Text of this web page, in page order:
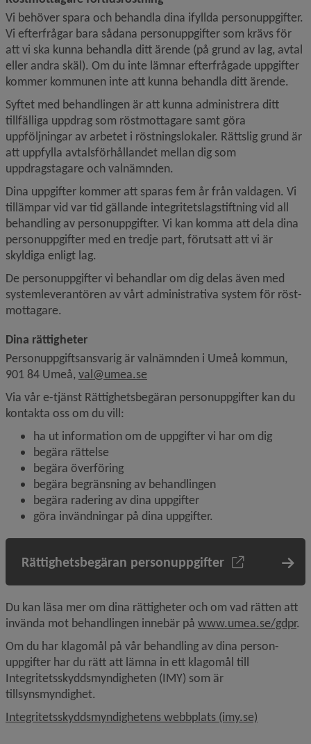
Vi behöver spara och behandla dina ifyllda personuppgifter.
Vi efterfrågar bara sådana personuppgifter som krävs för
att vi ska kunna behandla ditt ärende (på grund av lag, avtal
eller andra skäl). Om du inte lämnar efterfrågade uppgifter
kommer kommunen inte att kunna behandla ditt ärende.
Syftet med behandlingen är att kunna administrera ditt
tillfälliga uppdrag som röstmottagare samt göra
uppföljningar av arbetet i röstningslokaler. Rättslig grund är
att uppfylla avtalsförhållandet mellan dig som
uppdragstagare och val­nämnden.
Dina uppgifter kommer att sparas fem år från valdagen. Vi
tillämpar vid var tid gällande integritetslagstiftning vid all
behandling av personuppgifter. Vi kan komma att dela dina
personuppgifter med en tredje part, förutsatt att vi är
skyldiga enligt lag.
De personuppgifter vi behandlar om dig delas även med
systemleverantören av vårt administrativa system för röst­
mottagare.
Dina rättigheter
Personuppgiftsansvarig är valnämnden i Umeå kommun,
901 84 Umeå, val@umea.se
Via vår e-tjänst Rättighetsbegäran personuppgifter kan du
kontakta oss om du vill:
ha ut information om de uppgifter vi har om dig
begära rättelse
begära överföring
begära begränsning av behandlingen
begära radering av dina uppgifter
göra invändningar på dina uppgifter.
Rättighetsbegäran personuppgifter
Du kan läsa mer om dina rättigheter och om vad rätten att
invända mot behandlingen innebär på www.umea.se/gdpr.
Om du har klagomål på vår behandling av dina person­
uppgifter har du rätt att lämna in ett klagomål till
Integritetsskyddsmyndigheten (IMY) som är
tillsynsmyndighet.
Integritetsskyddsmyndighetens webbplats (imy.se)